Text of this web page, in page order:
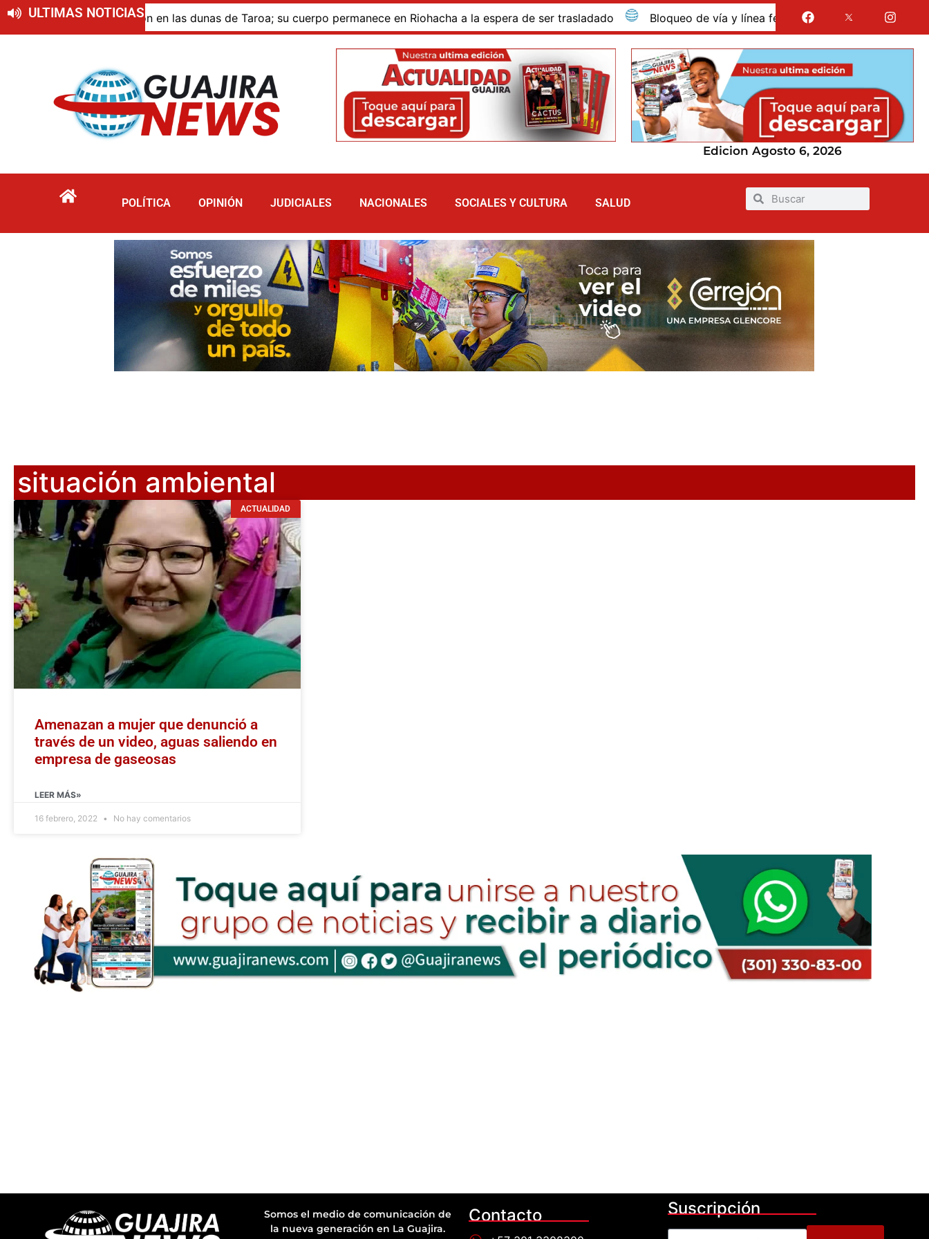
ULTIMAS NOTICIAS
por inmersión en las dunas de Taroa; su cuerpo permanece en Riohacha a la espera de ser trasladado Bloqueo de vía y línea férrea en Albania por presunto
Edicion Agosto 6, 2026
POLÍTICA OPINIÓN JUDICIALES NACIONALES SOCIALES Y CULTURA SALUD
situación ambiental
ACTUALIDAD
Amenazan a mujer que denunció a
través de un video, aguas saliendo en
empresa de gaseosas
LEER MÁS»
16 febrero, 2022 No hay comentarios
Somos el medio de comunicación de
la nueva generación en La Guajira.
Contacto Suscripción